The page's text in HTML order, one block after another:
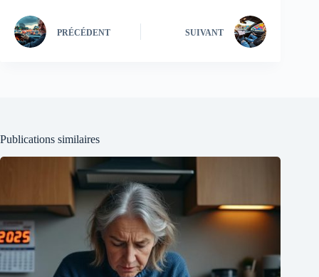
PRÉCÉDENT SUIVANT
Publications similaires